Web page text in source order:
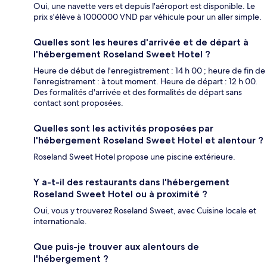
Oui, une navette vers et depuis l'aéroport est disponible. Le
prix s'élève à 1000000 VND par véhicule pour un aller simple.
Quelles sont les heures d'arrivée et de départ à
l'hébergement Roseland Sweet Hotel ?
Heure de début de l'enregistrement : 14 h 00 ; heure de fin de
l'enregistrement : à tout moment. Heure de départ : 12 h 00.
Des formalités d'arrivée et des formalités de départ sans
contact sont proposées.
Quelles sont les activités proposées par
l'hébergement Roseland Sweet Hotel et alentour ?
Roseland Sweet Hotel propose une piscine extérieure.
Y a-t-il des restaurants dans l'hébergement
Roseland Sweet Hotel ou à proximité ?
Oui, vous y trouverez Roseland Sweet, avec Cuisine locale et
internationale.
Que puis-je trouver aux alentours de
l'hébergement ?